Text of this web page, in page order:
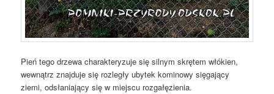
Pień tego drzewa charakteryzuje się silnym skrętem włókien,
wewnątrz znajduje się rozległy ubytek kominowy sięgający
ziemi, odsłaniający się w miejscu rozgałęzienia.